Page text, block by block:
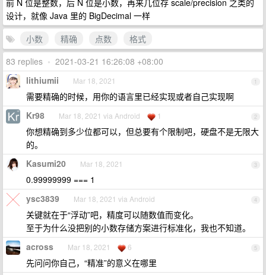
前 N 位是整数，后 N 位是小数，再来几位存 scale/precision 之类的
设计，就像 Java 里的 BigDecimal 一样
小数
精确 点数
格式
83 replies • 2021-03-21 16:26:08 +08:00
1
lithiumii Mar 18, 2021
需要精确的时候，用你的语言里已经实现或者自己实现啊
2
Kr98 Mar 18, 2021 via Android 1
你想精确到多少位都可以，但总要有个限制吧，硬盘不是无限大
的。
3
Kasumi20 Mar 18, 2021
0.99999999 === 1
4
ysc3839 Mar 18, 2021 via Android
关键就在于“浮动”吧，精度可以随数值而变化。
至于为什么没把别的小数存储方案进行标准化，我也不知道。
5
across Mar 18, 2021 6
先问问你自己，“精准”的意义在哪里